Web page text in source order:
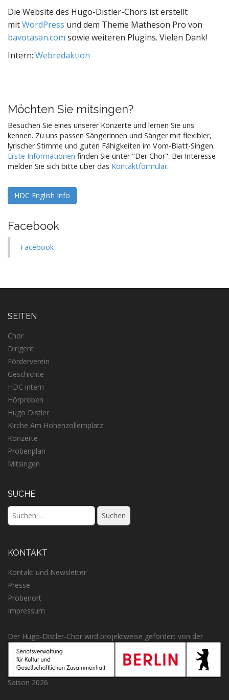
Die Website des Hugo-Distler-Chors ist erstellt
mitWordPress und dem Theme Matheson Pro von
bavotasan.com sowie weiteren Plugins. Vielen Dank!
Intern: Webredaktion
Möchten Sie mitsingen?
Besuchen Sie eines unserer Konzerte und lernen Sie uns
kennen. Zu uns passen Sängerinnen und Sänger mit flexibler,
lyrischer Stimme und guten Fähigkeiten im Vom-Blatt-Singen.
Erste Informationen finden Sie unter "Der Chor". Bei Interesse
melden Sie sich bitte über das Kontaktformular.
HDC English Info
Facebook
Facebook
SEITEN
Chor
Dirigent
Förderverein
Geschichte
HDC intern
Hörproben
Hugo Distler
Kirche Am Hohenzollernplatz
Konzerte
Probenplan
Mitsingen
SUCHE
Suchen
nach:
KONTAKT
Kontakt und Newsletter
Presse
Probenort
Impressum
Der Hugo-Distler-Chor wird projektweise gefördert von der
Saison 2026